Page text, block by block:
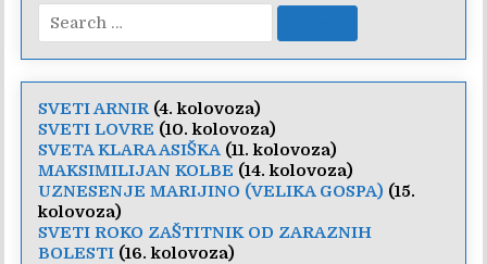
Search
for:
SVETI ARNIR(4. kolovoza)
SVETI LOVRE (10. kolovoza)
SVETA KLARA ASIŠKA (11. kolovoza)
MAKSIMILIJAN KOLBE (14. kolovoza)
UZNESENJE MARIJINO (VELIKA GOSPA) (15.
kolovoza)
SVETI ROKO ZAŠTITNIK OD ZARAZNIH
BOLESTI (16. kolovoza)